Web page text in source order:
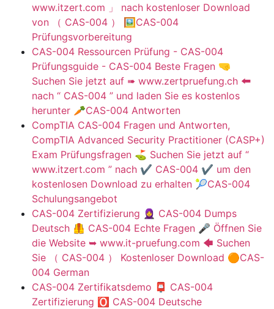
www.itzert.com 」 nach kostenloser Download
von （ CAS-004 ） 🖼CAS-004
Prüfungsvorbereitung
CAS-004 Ressourcen Prüfung - CAS-004
Prüfungsguide - CAS-004 Beste Fragen 🤜
Suchen Sie jetzt auf ➠ www.zertpruefung.ch 🠰
nach “ CAS-004 ” und laden Sie es kostenlos
herunter 🥕CAS-004 Antworten
CompTIA CAS-004 Fragen und Antworten,
CompTIA Advanced Security Practitioner (CASP+)
Exam Prüfungsfragen ⛳ Suchen Sie jetzt auf “
www.itzert.com ” nach ✔ CAS-004 ️✔️ um den
kostenlosen Download zu erhalten 🎾CAS-004
Schulungsangebot
CAS-004 Zertifizierung 🧕 CAS-004 Dumps
Deutsch 🦺 CAS-004 Echte Fragen 🎤 Öffnen Sie
die Website ➥ www.it-pruefung.com 🡄 Suchen
Sie （ CAS-004 ） Kostenloser Download 🟠CAS-
004 German
CAS-004 Zertifikatsdemo 📮 CAS-004
Zertifizierung 🅾 CAS-004 Deutsche